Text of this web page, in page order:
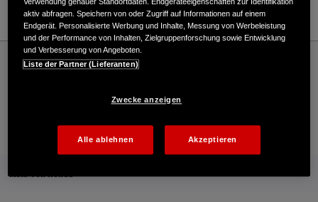
E-Mail
Honda
Industrie
Gartentechnik Jansen GmbH - Industrial – Honda - HONDA Deutschland Offizielle
Mehr von Honda
aktiv abfragen. Speichern von oder Zugriff auf Informationen auf einem
Endgerät. Personalisierte Werbung und Inhalte, Messung von Werbeleistung
und der Performance von Inhalten, Zielgruppenforschung sowie Entwicklung
und Verbesserung von Angeboten.
Liste der Partner (Lieferanten)
Zwecke anzeigen
Alle ablehnen Akzeptieren